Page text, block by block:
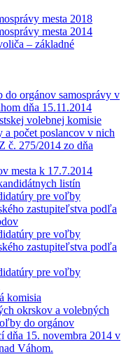
mesta 2018
mesta 2014
– základné
orgánov samosprávy v
dňa 15.11.2014
volebnej komisie
a počet poslancov v nich
č. 275/2014 zo dňa
mesta k 17.7.2014
listín
pre voľby
zastupiteľstva podľa
pre voľby
zastupiteľstva podľa
pre voľby
komisia
okrskov a volebných
do orgánov
dňa 15. novembra 2014 v
Váhom.